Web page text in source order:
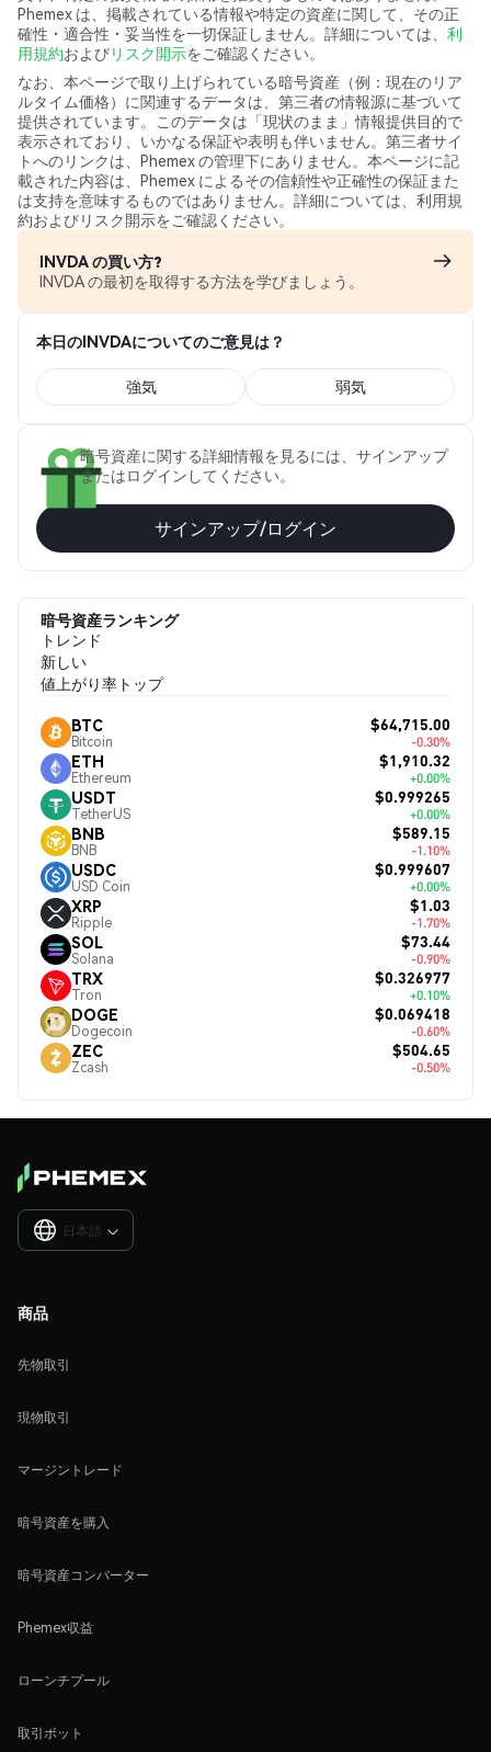
Phemex は、掲載されている情報や特定の資産に関して、その正
確性・適合性・妥当性を一切保証しません。詳細については、 利
用規約およびリスク開示をご確認ください。
なお、本ページで取り上げられている暗号資産（例：現在のリア
ルタイム価格）に関連するデータは、第三者の情報源に基づいて
提供されています。このデータは「現状のまま」情報提供目的で
表示されており、いかなる保証や表明も伴いません。第三者サイ
トへのリンクは、Phemex の管理下にありません。本ページに記
載された内容は、Phemex によるその信頼性や正確性の保証また
は支持を意味するものではありません。詳細については、利用規
約およびリスク開示をご確認ください。
INVDA の買い方?
INVDA の最初を取得する方法を学びましょう。
本日のINVDAについてのご意見は？
強気 弱気
暗号資産に関する詳細情報を見るには、サインアップ
またはログインしてください。
サインアップ/ログイン
暗号資産ランキング
トレンド
新しい
値上がり率トップ
BTC
Bitcoin
$64,715.00
-0.30%
ETH
Ethereum
$1,910.32
+0.00%
USDT
TetherUS
$0.999265
+0.00%
BNB
BNB
$589.15
-1.10%
USDC
USD Coin
$0.999607
+0.00%
XRP
Ripple
$1.03
-1.70%
SOL
Solana
$73.44
-0.90%
TRX
Tron
$0.326977
+0.10%
DOGE
Dogecoin
$0.069418
-0.60%
ZEC
Zcash
$504.65
-0.50%
日本語 
商品
先物取引
現物取引
マージントレード
暗号資産を購入
暗号資産コンバーター
Phemex収益
ローンチプール
取引ボット